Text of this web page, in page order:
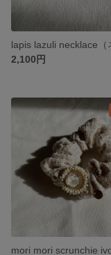
2,100円